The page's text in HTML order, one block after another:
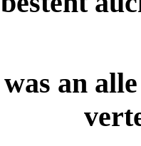
was an